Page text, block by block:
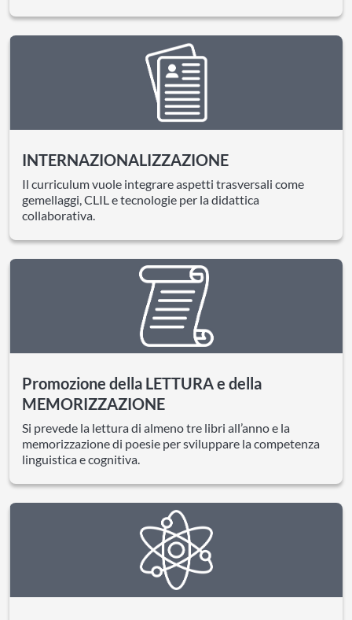
INTERNAZIONALIZZAZIONE
Il curriculum vuole integrare aspetti trasversali come
gemellaggi, CLIL e tecnologie per la didattica
collaborativa.
Promozione della LETTURA e della
MEMORIZZAZIONE
Si prevede la lettura di almeno tre libri all’anno e la
memorizzazione di poesie per sviluppare la competenza
linguistica e cognitiva.